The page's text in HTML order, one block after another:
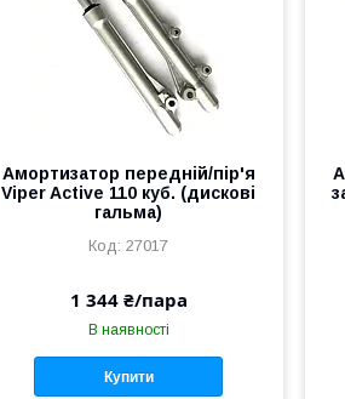
Амортизатор передній/пір'я
Viper Active 110 куб. (дискові
гальма)
27017
1 344 ₴/пара
В наявності
Купити